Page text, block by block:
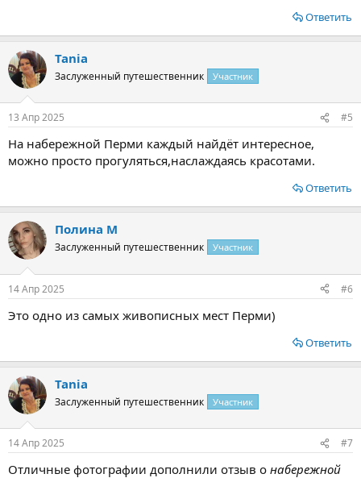
Ответить
Tania
Заслуженный путешественник Участник
13 Апр 2025 #5
На набережной Перми каждый найдёт интересное,
можно просто прогуляться,наслаждаясь красотами.
Ответить
Полина М
Заслуженный путешественник Участник
14 Апр 2025 #6
Это одно из самых живописных мест Перми)
Ответить
Tania
Заслуженный путешественник Участник
14 Апр 2025 #7
Отличные фотографии дополнили отзыв о набережной